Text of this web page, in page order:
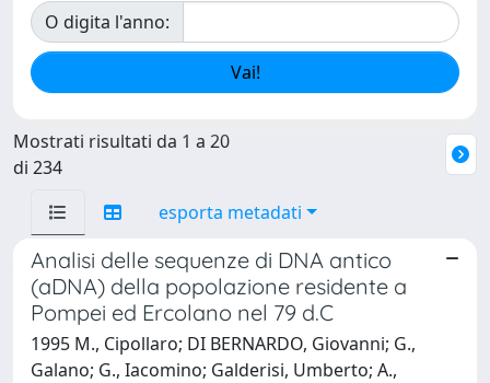
O digita l'anno:
Mostrati risultati da 1 a 20
di 234
esporta metadati
Analisi delle sequenze di DNA antico
(aDNA) della popolazione residente a
Pompei ed Ercolano nel 79 d.C
1995 M., Cipollaro; DI BERNARDO, Giovanni; G.,
Galano; G., Iacomino; Galderisi, Umberto; A.,